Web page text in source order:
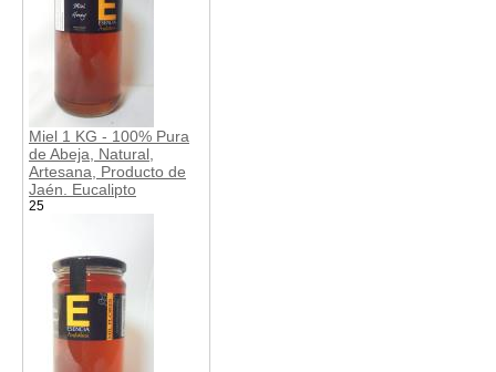
Miel 1 KG - 100% Pura
de Abeja, Natural,
Artesana, Producto de
Jaén. Eucalipto
25